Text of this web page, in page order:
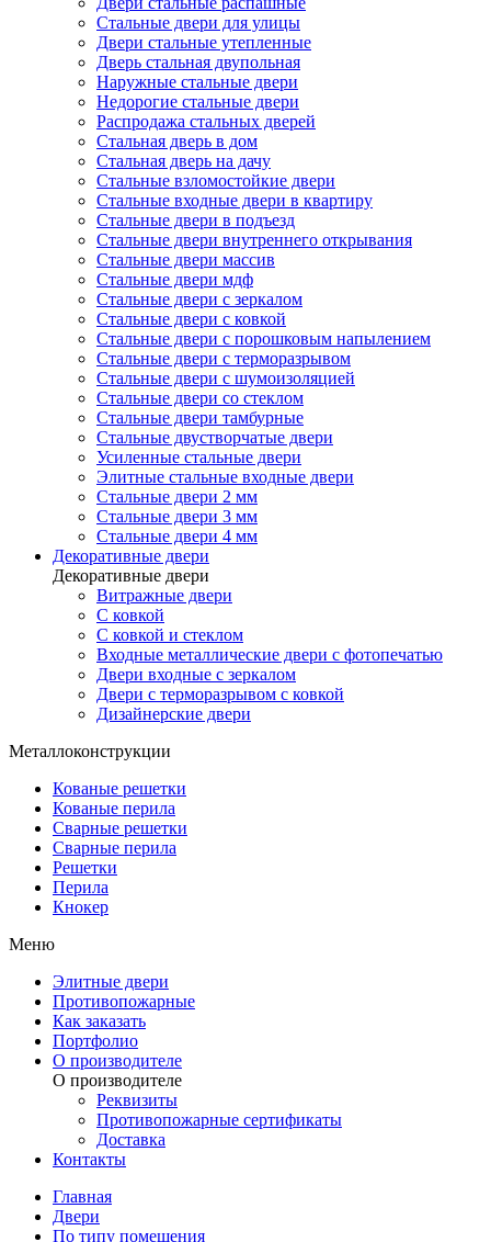
Стальные двери для улицы
Двери стальные утепленные
Дверь стальная двупольная
Наружные стальные двери
Недорогие стальные двери
Распродажа стальных дверей
Стальная дверь в дом
Стальная дверь на дачу
Стальные взломостойкие двери
Стальные входные двери в квартиру
Стальные двери в подъезд
Стальные двери внутреннего открывания
Стальные двери массив
Стальные двери мдф
Стальные двери с зеркалом
Стальные двери с ковкой
Стальные двери с порошковым напылением
Стальные двери с терморазрывом
Стальные двери с шумоизоляцией
Стальные двери со стеклом
Стальные двери тамбурные
Стальные двустворчатые двери
Усиленные стальные двери
Элитные стальные входные двери
Стальные двери 2 мм
Стальные двери 3 мм
Стальные двери 4 мм
Декоративные двери
Декоративные двери
Витражные двери
С ковкой
С ковкой и стеклом
Входные металлические двери с фотопечатью
Двери входные с зеркалом
Двери с терморазрывом с ковкой
Дизайнерские двери
Металлоконструкции
Кованые решетки
Кованые перила
Сварные решетки
Сварные перила
Решетки
Перила
Кнокер
Меню
Элитные двери
Противопожарные
Как заказать
Портфолио
О производителе
О производителе
Реквизиты
Противопожарные сертификаты
Доставка
Контакты
Главная
Двери
По типу помещения